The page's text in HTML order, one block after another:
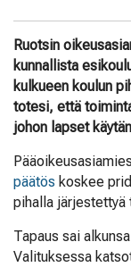
Ruotsin
kunnallista
kulkueen koulun
totesi, että
johon lapset
päätös koskee
pihalla
Tapaus sai
Valituksessa